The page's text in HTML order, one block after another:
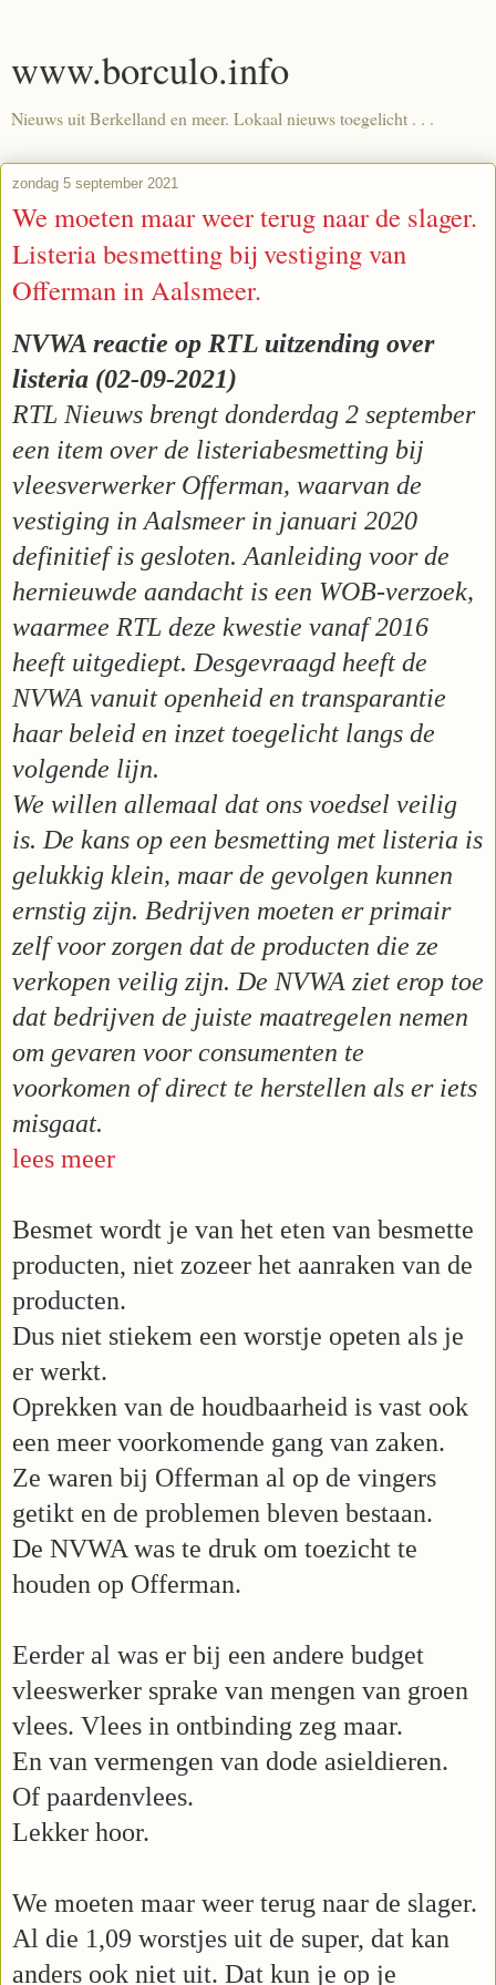
www.borculo.info
Nieuws uit Berkelland en meer. Lokaal nieuws toegelicht . . .
zondag 5 september 2021
We moeten maar weer terug naar de slager.
Listeria besmetting bij vestiging van
Offerman in Aalsmeer.
NVWA reactie op RTL uitzending over
listeria (02-09-2021)
RTL Nieuws brengt donderdag 2 september
een item over de listeriabesmetting bij
vleesverwerker Offerman, waarvan de
vestiging in Aalsmeer in januari 2020
definitief is gesloten. Aanleiding voor de
hernieuwde aandacht is een WOB-verzoek,
waarmee RTL deze kwestie vanaf 2016
heeft uitgediept. Desgevraagd heeft de
NVWA vanuit openheid en transparantie
haar beleid en inzet toegelicht langs de
volgende lijn.
We willen allemaal dat ons voedsel veilig
is. De kans op een besmetting met listeria is
gelukkig klein, maar de gevolgen kunnen
ernstig zijn. Bedrijven moeten er primair
zelf voor zorgen dat de producten die ze
verkopen veilig zijn. De NVWA ziet erop toe
dat bedrijven de juiste maatregelen nemen
om gevaren voor consumenten te
voorkomen of direct te herstellen als er iets
misgaat.
lees meer
Besmet wordt je van het eten van besmette
producten, niet zozeer het aanraken van de
producten.
Dus niet stiekem een worstje opeten als je
er werkt.
Oprekken van de houdbaarheid is vast ook
een meer voorkomende gang van zaken.
Ze waren bij Offerman al op de vingers
getikt en de problemen bleven bestaan.
De NVWA was te druk om toezicht te
houden op Offerman.
Eerder al was er bij een andere budget
vleeswerker sprake van mengen van groen
vlees. Vlees in ontbinding zeg maar.
En van vermengen van dode asieldieren.
Of paardenvlees.
Lekker hoor.
We moeten maar weer terug naar de slager.
Al die 1,09 worstjes uit de super, dat kan
anders ook niet uit. Dat kun je op je